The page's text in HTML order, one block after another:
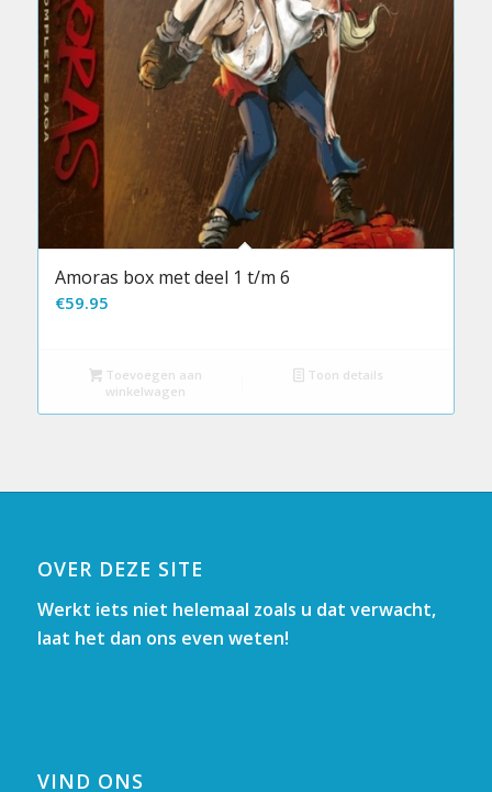
Amoras box met deel 1 t/m 6
€59.95
Toevoegen aan
winkelwagen
Toon details
OVER DEZE SITE
Werkt iets niet helemaal zoals u dat verwacht,
laat het dan ons even weten!
VIND ONS